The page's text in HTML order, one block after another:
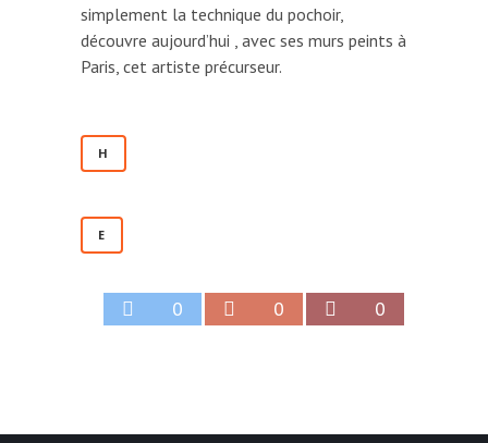
simplement la technique du pochoir,
découvre aujourd’hui , avec ses murs peints à
Paris, cet artiste précurseur.
H
E
0 0 0